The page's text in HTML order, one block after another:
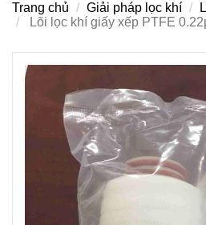
Trang chủ Giải pháp lọc khí
Lõi lọc khí giấy xếp PTFE